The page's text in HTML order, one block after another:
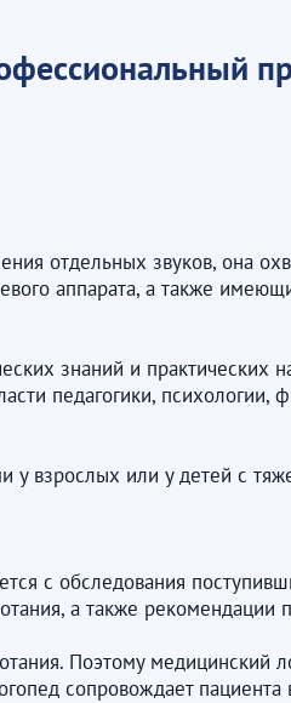
отдельных звуков, она
аппарата, а также
знаний и практических
педагогики, психологии,
у взрослых или у детей с
с обследования
а также рекомендации
Поэтому медицинский
сопровождает